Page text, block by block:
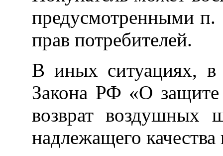
предусмотренными
прав потребителей.
В иных ситуациях, в
Закона РФ «О защите
возврат воздушных
надлежащего